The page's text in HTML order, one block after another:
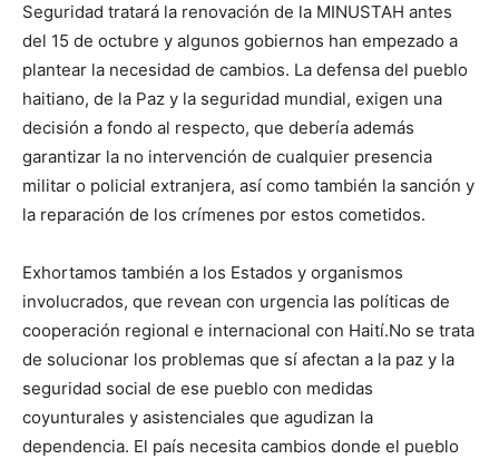
Seguridad tratará la renovación de la MINUSTAH antes
del 15 de octubre y algunos gobiernos han empezado a
plantear la necesidad de cambios. La defensa del pueblo
haitiano, de la Paz y la seguridad mundial, exigen una
decisión a fondo al respecto, que debería además
garantizar la no intervención de cualquier presencia
militar o policial extranjera, así como también la sanción y
la reparación de los crímenes por estos cometidos.
Exhortamos también a los Estados y organismos
involucrados, que revean con urgencia las políticas de
cooperación regional e internacional con Haití.No se trata
de solucionar los problemas que sí afectan a la paz y la
seguridad social de ese pueblo con medidas
coyunturales y asistenciales que agudizan la
dependencia. El país necesita cambios donde el pueblo